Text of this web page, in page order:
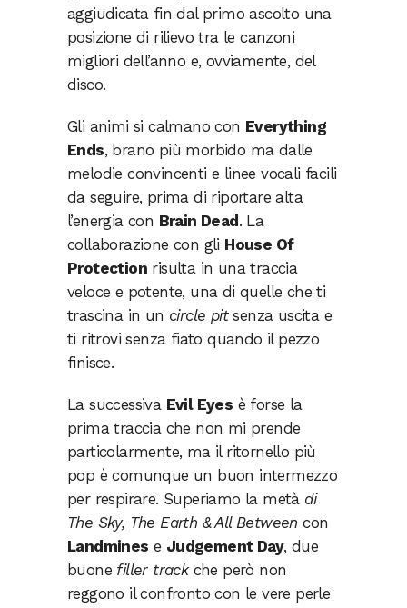
aggiudicata fin dal primo ascolto una
posizione di rilievo tra le canzoni
migliori dell’anno e, ovviamente, del
disco.
Gli animi si calmano con Everything
Ends, brano più morbido ma dalle
melodie convincenti e linee vocali facili
da seguire, prima di riportare alta
l’energia con Brain Dead . La
collaborazione con gli House Of
Protection risulta in una traccia
veloce e potente, una di quelle che ti
trascina in un circle pitsenza uscita e
ti ritrovi senza fiato quando il pezzo
finisce.
La successiva Evil Eyes è forse la
prima traccia che non mi prende
particolarmente, ma il ritornello più
pop è comunque un buon intermezzo
per respirare. Superiamo la metà di
The Sky, The Earth & All Betweencon
Landmines e Judgement Day, due
buone filler trackche però non
reggono il confronto con le vere perle